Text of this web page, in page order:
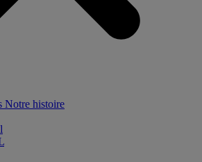
Notre histoire